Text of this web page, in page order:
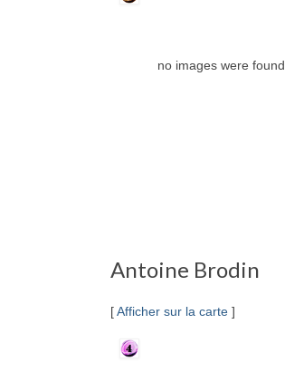
no images were found
Antoine Brodin
[Afficher sur la carte ]